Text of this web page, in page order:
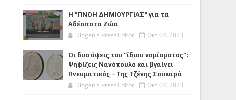
Η "ΠΝΟΗ ΔΗΜΙΟΥΡΓΙΑΣ" για τα
Αδέσποτα Ζώα
Diogenis Press Editor Οκτ 04, 2023
Οι δυο όψεις του “ίδιου νομίσματος”:
Ψηφίζεις Νανόπουλο και βγαίνει
Πνευματικός – Της Τζένης Σουκαρά
Diogenis Press Editor Οκτ 04, 2023